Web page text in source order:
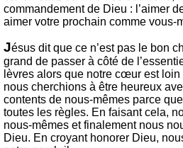
commandement de Dieu : l’aimer
aimer votre prochain comme vous-
Jésus dit que ce n’est pas le bon
grand de passer à côté de
lèvres alors que notre cœur est
nous cherchions à être heureux
contents de nous-mêmes parce
toutes les règles. En faisant cela,
nous-mêmes et finalement nous
Dieu. En croyant honorer Dieu,